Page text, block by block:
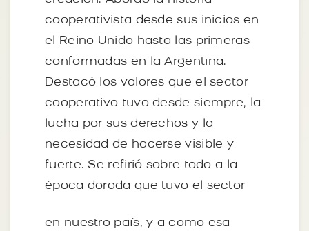
cooperativista desde sus inicios en
el Reino Unido hasta las primeras
conformadas en la Argentina.
Destacó los valores que el sector
cooperativo tuvo desde siempre, la
lucha por sus derechos y la
necesidad de hacerse visible y
fuerte. Se refirió sobre todo a la
época dorada que tuvo el sector
en nuestro país, y a como esa